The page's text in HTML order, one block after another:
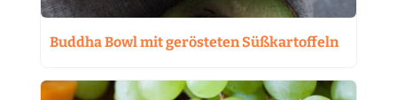
Buddha Bowl mit gerösteten Süßkartoffeln